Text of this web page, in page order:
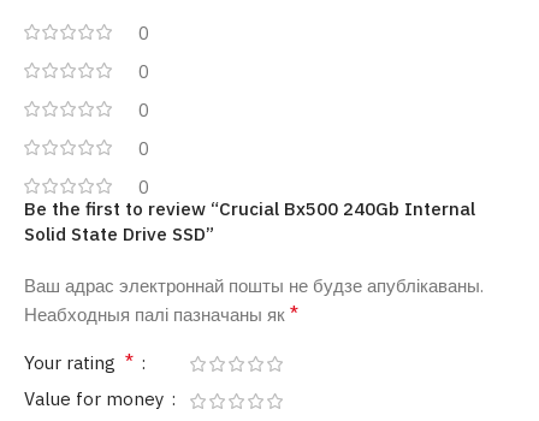
0
0
0
0
0
Be the first to review “Crucial Bx500 240Gb Internal
Solid State Drive SSD”
Ваш адрас электроннай пошты не будзе апублікаваны.
Неабходныя палі пазначаны як*
Your rating *
Value for money